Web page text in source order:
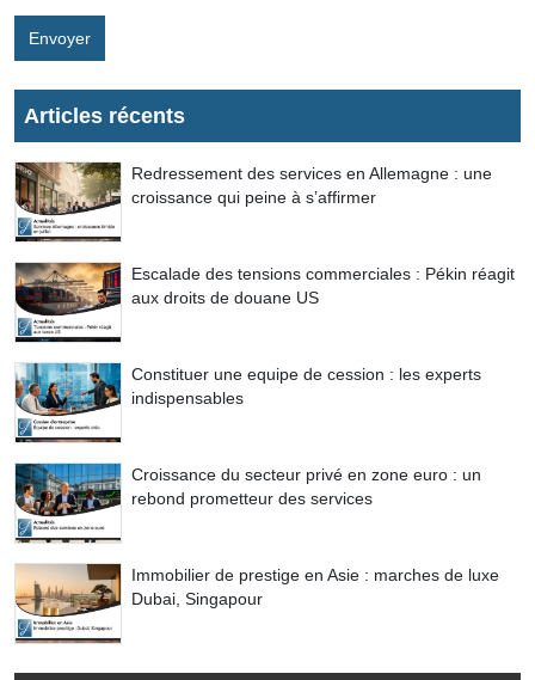
Envoyer
Articles récents
Redressement des services en Allemagne : une
croissance qui peine à s’affirmer
Escalade des tensions commerciales : Pékin réagit
aux droits de douane US
Constituer une equipe de cession : les experts
indispensables
Croissance du secteur privé en zone euro : un
rebond prometteur des services
Immobilier de prestige en Asie : marches de luxe
Dubai, Singapour